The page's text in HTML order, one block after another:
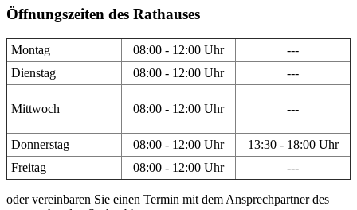
Öffnungszeiten des Rathauses
Montag 08:00 - 12:00 Uhr
---
Dienstag
08:00 - 12:00 Uhr ---
Mittwoch 08:00 - 12:00 Uhr ---
Donnerstag 08:00 - 12:00 Uhr
13:30 - 18:00 Uhr
Freitag
08:00 - 12:00 Uhr ---
oder vereinbaren Sie einen Termin mit dem Ansprechpartner des